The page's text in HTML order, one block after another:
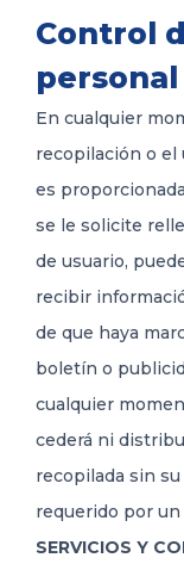
Control
personal
En cualquier
recopilación o el
es
se le solicite
de usuario,
recibir
de que haya
boletín o
cualquier
cederá ni
recopilada sin
requerido por
SERVICIOS Y